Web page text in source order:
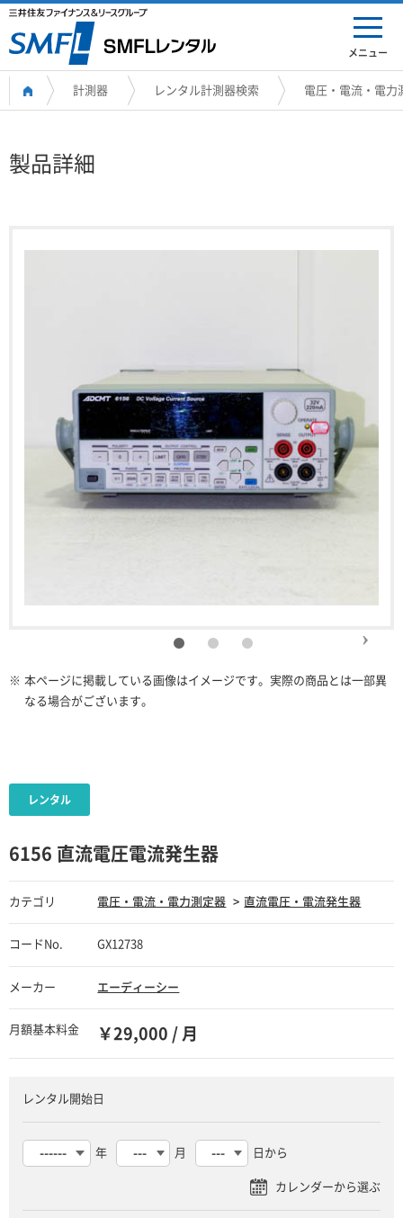
メニュー
計測器 レンタル計測器検索 電圧・電流・電力
製品詳細
※ 本ページに掲載している画像はイメージです。実際の商品とは一部異
なる場合がございます。
6156 直流電圧電流発生器
カテゴリ 電圧・電流・電力測定器 直流電圧・電流発生器
コードNo. GX12738
メーカー エーディーシー
月額基本料金 ￥29,000 / 月
レンタル開始日
年 月 日から